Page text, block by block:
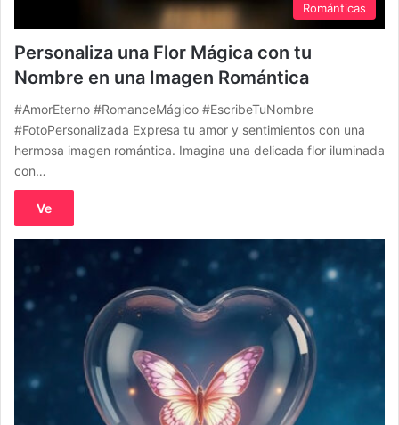
Románticas
Personaliza una Flor Mágica con tu
Nombre en una Imagen Romántica
#AmorEterno #RomanceMágico #EscribeTuNombre
#FotoPersonalizada Expresa tu amor y sentimientos con una
hermosa imagen romántica. Imagina una delicada flor iluminada
con…
Ve